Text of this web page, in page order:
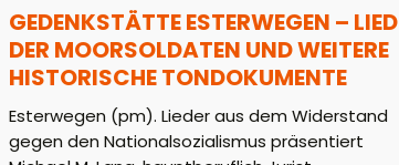
GEDENKSTÄTTE ESTERWEGEN – LIED
DER MOORSOLDATEN UND WEITERE
HISTORISCHE TONDOKUMENTE
Esterwegen (pm). Lieder aus dem Widerstand
gegen den Nationalsozialismus präsentiert